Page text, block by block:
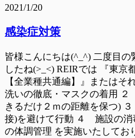
2021/1/20
感染症対策
皆様こんにちは(^_^) 二度目の
したね(>_<) REIRでは 『東京
【全業種共通編】』または
洗いの徹底・マスクの着用
きるだけ２ｍの距離を保つ)
接)を避けて行動 ４ 施設の
の体調管理 を実施いたしてお